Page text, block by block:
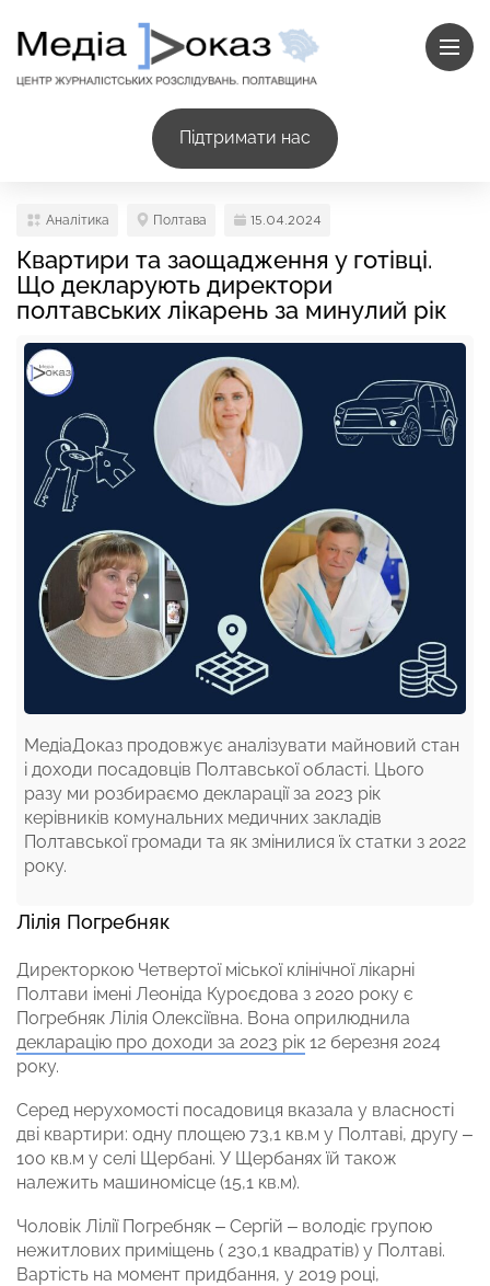
Підтримати нас
Аналітика Полтава 15.04.2024
Квартири та заощадження у готівці.
Що декларують директори
полтавських лікарень за минулий рік
МедіаДоказ продовжує аналізувати майновий стан
і доходи посадовців Полтавської області. Цього
разу ми розбираємо декларації за 2023 рік
керівників комунальних медичних закладів
Полтавської громади та як змінилися їх статки з 2022
року.
Лілія Погребняк
Директоркою Четвертої міської клінічної лікарні
Полтави імені Леоніда Куроєдова з 2020 року є
Погребняк Лілія Олексіївна. Вона оприлюднила
декларацію про доходи за 2023 рік 12 березня 2024
року.
Серед нерухомості посадовиця вказала у власності
дві квартири: одну площею 73,1 кв.м у Полтаві, другу –
100 кв.м у селі Щербані. У Щербанях їй також
належить машиномісце (15,1 кв.м).
Чоловік Лілії Погребняк – Сергій – володіє групою
нежитлових приміщень ( 230,1 квадратів) у Полтаві.
Вартість на момент придбання, у 2019 році,